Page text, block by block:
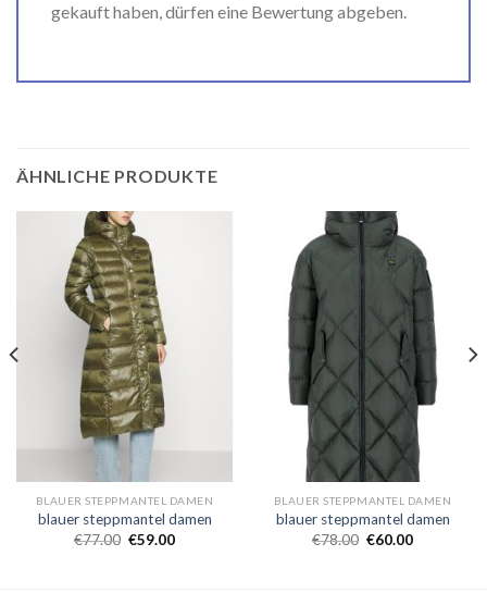
gekauft haben, dürfen eine Bewertung abgeben.
ÄHNLICHE PRODUKTE
BLAUER STEPPMANTEL DAMEN
blauer steppmantel damen
€77.00 €59.00
BLAUER STEPPMANTEL DAMEN
blauer steppmantel damen
€78.00 €60.00